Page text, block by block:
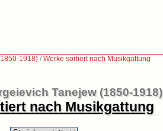
1918) /Werke sortiert nach Musikgattung
Tanejew (1850-1918)
nach Musikgattung